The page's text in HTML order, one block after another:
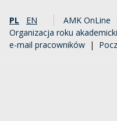
PL EN AMK OnLine
Organizacja roku
e-mail pracowników |